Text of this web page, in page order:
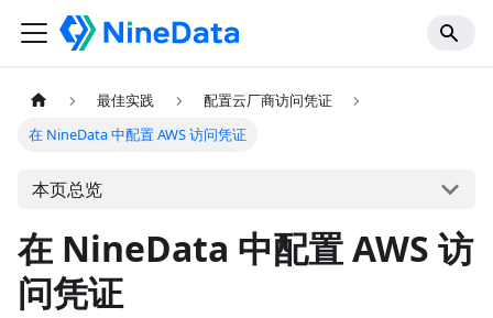
最佳实践
配置云厂商访问凭证
在 NineData 中配置 AWS 访问凭证
本页总览
在 NineData 中配置 AWS 访
问凭证